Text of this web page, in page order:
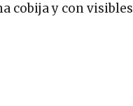
cobija y con visibles